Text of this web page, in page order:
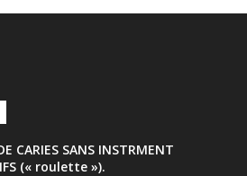
CARIES SANS INSTRMENT
(« roulette »).